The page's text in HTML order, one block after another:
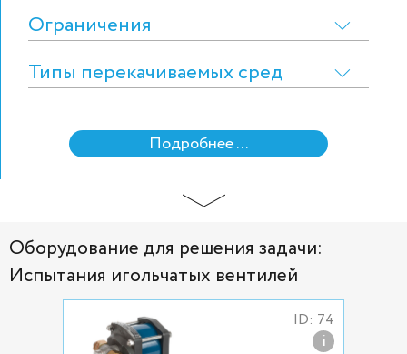
Ограничения
Типы перекачиваемых сред
Подробнее ...
Оборудование для решения задачи:
Испытания игольчатых вентилей
ID: 74
i